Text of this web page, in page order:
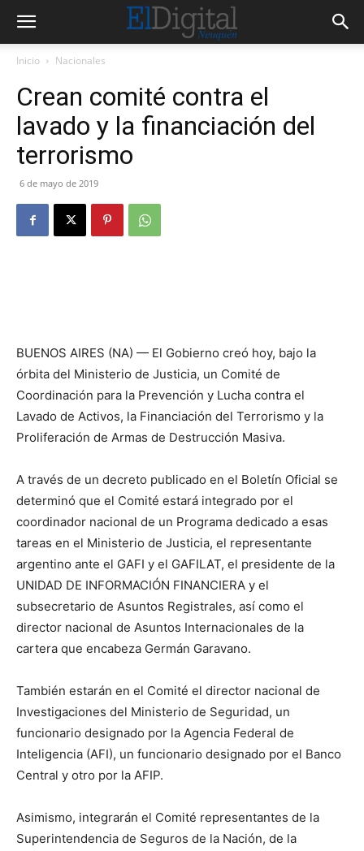
Inicio Nacionales
Crean comité contra el
lavado y la financiación del
terrorismo
6 de mayo de 2019
BUENOS AIRES (NA) — El Gobierno creó hoy, bajo la
órbita del Ministerio de Justicia, un Comité de
Coordinación para la Prevención y Lucha contra el
Lavado de Activos, la Financiación del Terrorismo y la
Proliferación de Armas de Destrucción Masiva.
A través de un decreto publicado en el Boletín Oficial se
determinó que el Comité estará integrado por el
coordinador nacional de un Programa dedicado a esas
tareas en el Ministerio de Justicia, el representante
argentino ante el GAFI y el GAFILAT, el presidente de la
UNIDAD DE INFORMACIÓN FINANCIERA y el
subsecretario de Asuntos Registrales, así como el
director nacional de Asuntos Internacionales de la
cartera que encabeza Germán Garavano.
También estarán en el Comité el director nacional de
Investigaciones del Ministerio de Seguridad, un
funcionario designado por la Agencia Federal de
Inteligencia (AFI), un funcionario designado por el Banco
Central y otro por la AFIP.
Asimismo, integrarán el Comité representantes de la
Superintendencia de Seguros de la Nación, de la